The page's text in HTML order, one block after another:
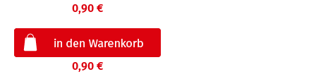
0,90 €
0,90 €